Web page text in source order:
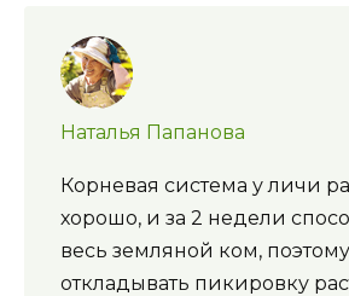
Наталья Папанова
Корневая система у личи
хорошо, и за 2 недели
весь земляной ком, поэтому
откладывать пикировку